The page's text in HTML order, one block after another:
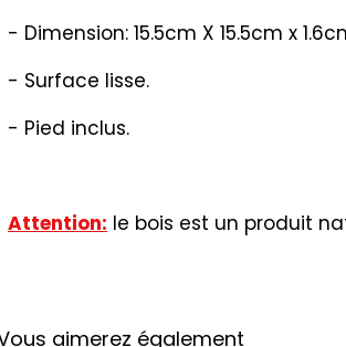
- Dimension: 15.5cm X 15.5cm x
- Surface lisse.
- Pied inclus.
Attention: le bois est un produit
aimerez également